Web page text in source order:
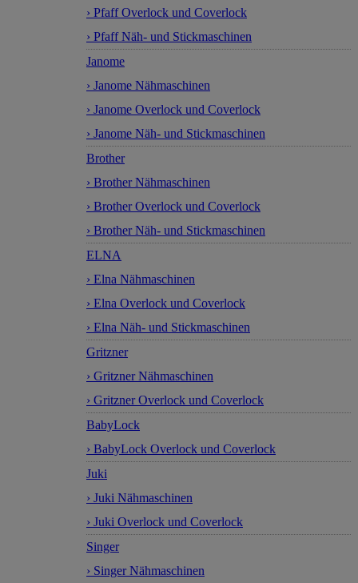
› Pfaff Overlock und Coverlock
› Pfaff Näh- und Stickmaschinen
Janome
› Janome Nähmaschinen
› Janome Overlock und Coverlock
› Janome Näh- und Stickmaschinen
Brother
› Brother Nähmaschinen
› Brother Overlock und Coverlock
› Brother Näh- und Stickmaschinen
ELNA
› Elna Nähmaschinen
› Elna Overlock und Coverlock
› Elna Näh- und Stickmaschinen
Gritzner
› Gritzner Nähmaschinen
› Gritzner Overlock und Coverlock
BabyLock
› BabyLock Overlock und Coverlock
Juki
› Juki Nähmaschinen
› Juki Overlock und Coverlock
Singer
› Singer Nähmaschinen